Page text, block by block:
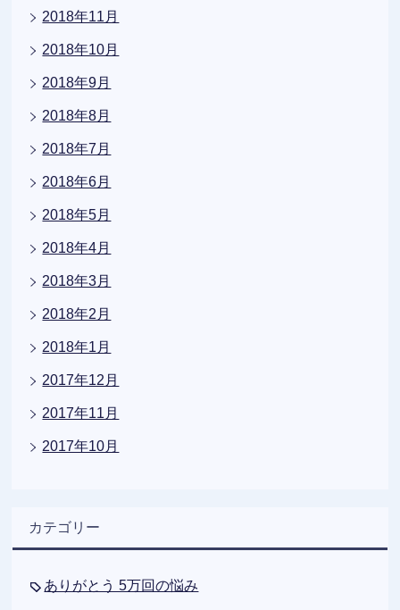
2018年11月
2018年10月
2018年9月
2018年8月
2018年7月
2018年6月
2018年5月
2018年4月
2018年3月
2018年2月
2018年1月
2017年12月
2017年11月
2017年10月
カテゴリー
ありがとう 5万回の悩み